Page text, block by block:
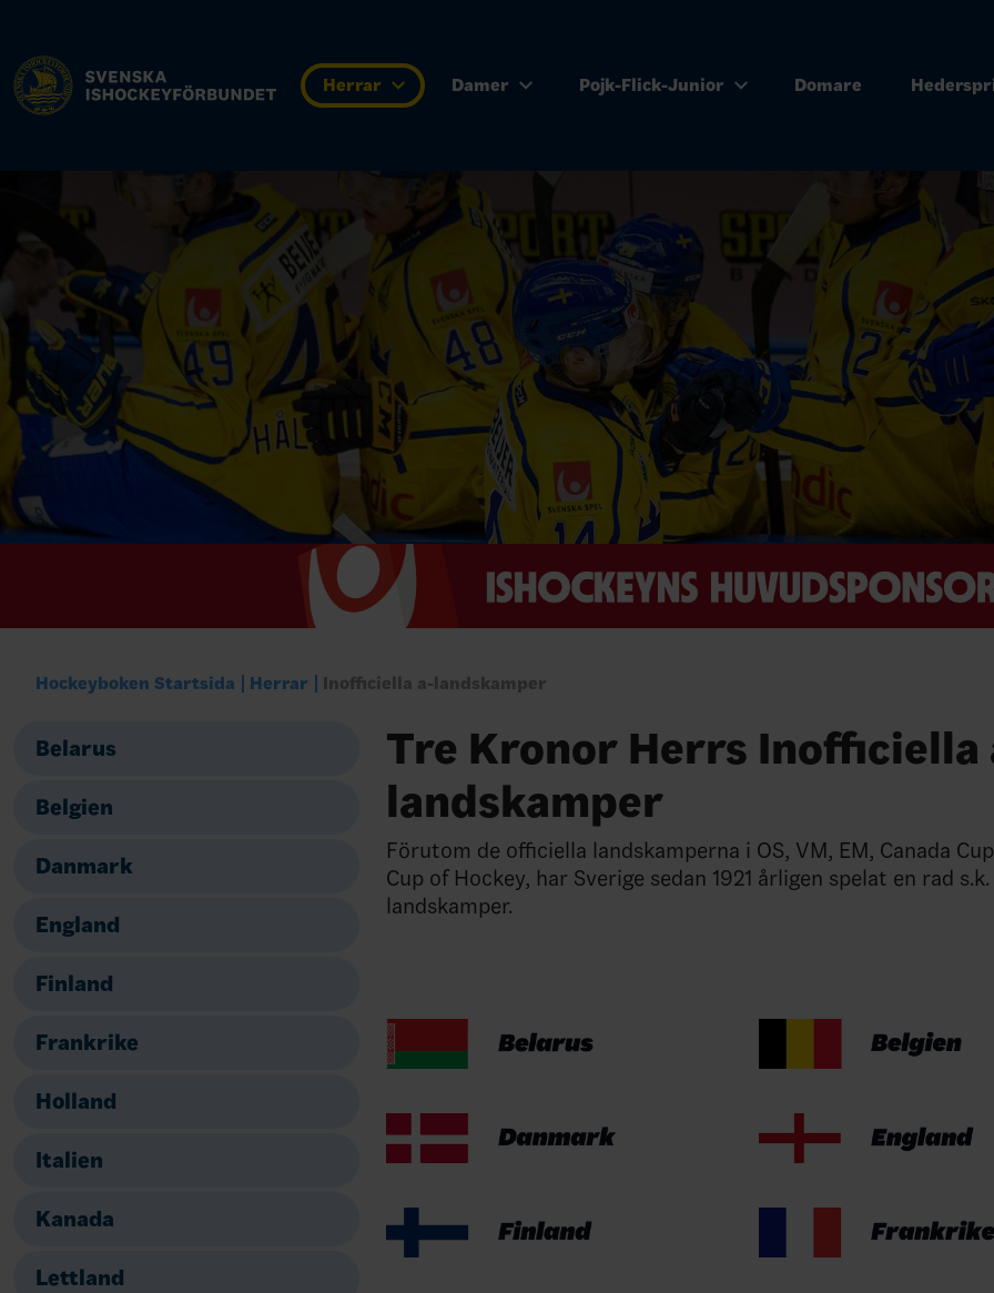
Herrar Damer Pojk-Flick-Junior Domare
Hockeyboken Startsida Herrar Inofficiella a-landskamper
Belarus
Belgien
Danmark
England
Finland
Frankrike
Holland
Italien
Kanada
Lettland
Tre Kronor Herrs Inofficiella
landskamper
Förutom de officiella landskamperna i OS, VM, EM, Canada
Cup of Hockey, har Sverige sedan 1921 årligen spelat en rad
landskamper.